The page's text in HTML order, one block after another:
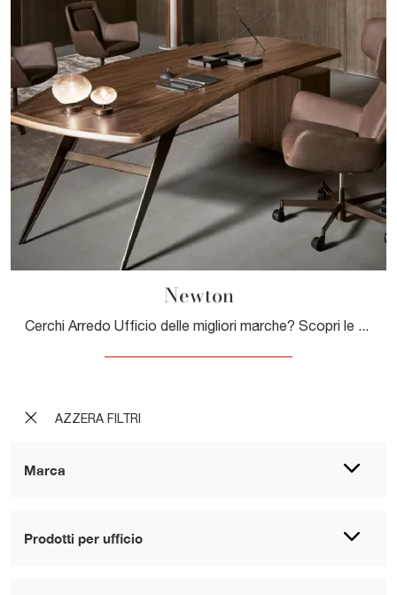
AZZERA FILTRI
Marca
Prodotti per ufficio
Newton